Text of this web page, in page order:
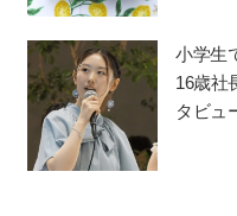
小学生
16歳社
タビュ